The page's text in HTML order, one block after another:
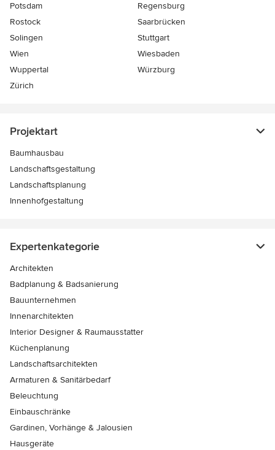
Potsdam
Regensburg
Rostock
Saarbrücken
Solingen
Stuttgart
Wien
Wiesbaden
Wuppertal
Würzburg
Zürich
Projektart
Baumhausbau
Landschaftsgestaltung
Landschaftsplanung
Innenhofgestaltung
Expertenkategorie
Architekten
Badplanung & Badsanierung
Bauunternehmen
Innenarchitekten
Interior Designer & Raumausstatter
Küchenplanung
Landschaftsarchitekten
Armaturen & Sanitärbedarf
Beleuchtung
Einbauschränke
Gardinen, Vorhänge & Jalousien
Hausgeräte